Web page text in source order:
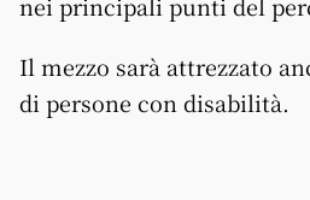
Il mezzo sarà attrezzato
di persone con disabilità.